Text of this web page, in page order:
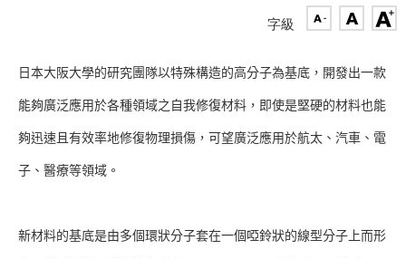
字級
日本大阪大學的研究團隊以特殊構造的高分子為基底，開發出一款
能夠廣泛應用於各種領域之自我修復材料，即使是堅硬的材料也能
夠迅速且有效率地修復物理損傷，可望廣泛應用於航太、汽車、電
子、醫療等領域。
新材料的基底是由多個環狀分子套在一個啞鈴狀的線型分子上而形